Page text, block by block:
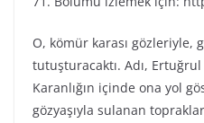
O, kömür karası gözleriyle,
tutuşturacaktı. Adı, Ertuğrul
Karanlığın içinde ona yol
gözyaşıyla sulanan